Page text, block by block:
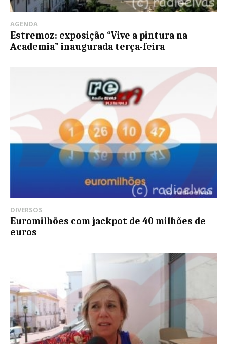
AGENDA
Estremoz: exposição “Vive a pintura na
Academia” inaugurada terça-feira
DIVERSOS
Euromilhões com jackpot de 40 milhões de
euros